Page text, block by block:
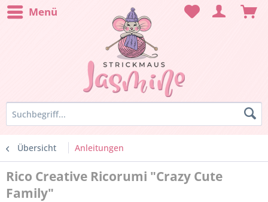
Menü
Übersicht Anleitungen
Rico Creative Ricorumi "Crazy Cute
Family"